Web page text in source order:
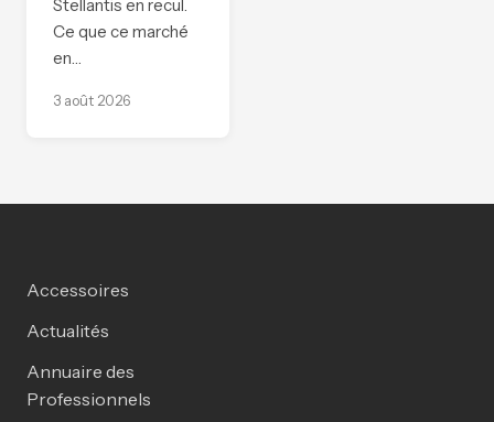
Stellantis en recul.
Ce que ce marché
en…
3 août 2026
Accessoires
Actualités
Annuaire des
Professionnels